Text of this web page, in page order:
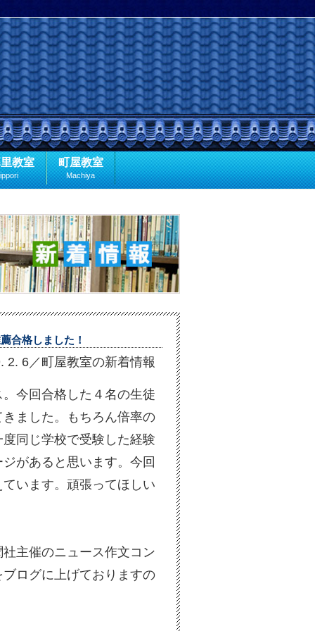
教室 町屋教室
Machiya
合格しました！
2. 6／町屋教室の新着情報
今回合格した４名の生徒
ました。もちろん倍率の
同じ学校で受験した経験
があると思います。今回
います。頑張ってほしい
主催のニュース作文コン
ログに上げておりますの